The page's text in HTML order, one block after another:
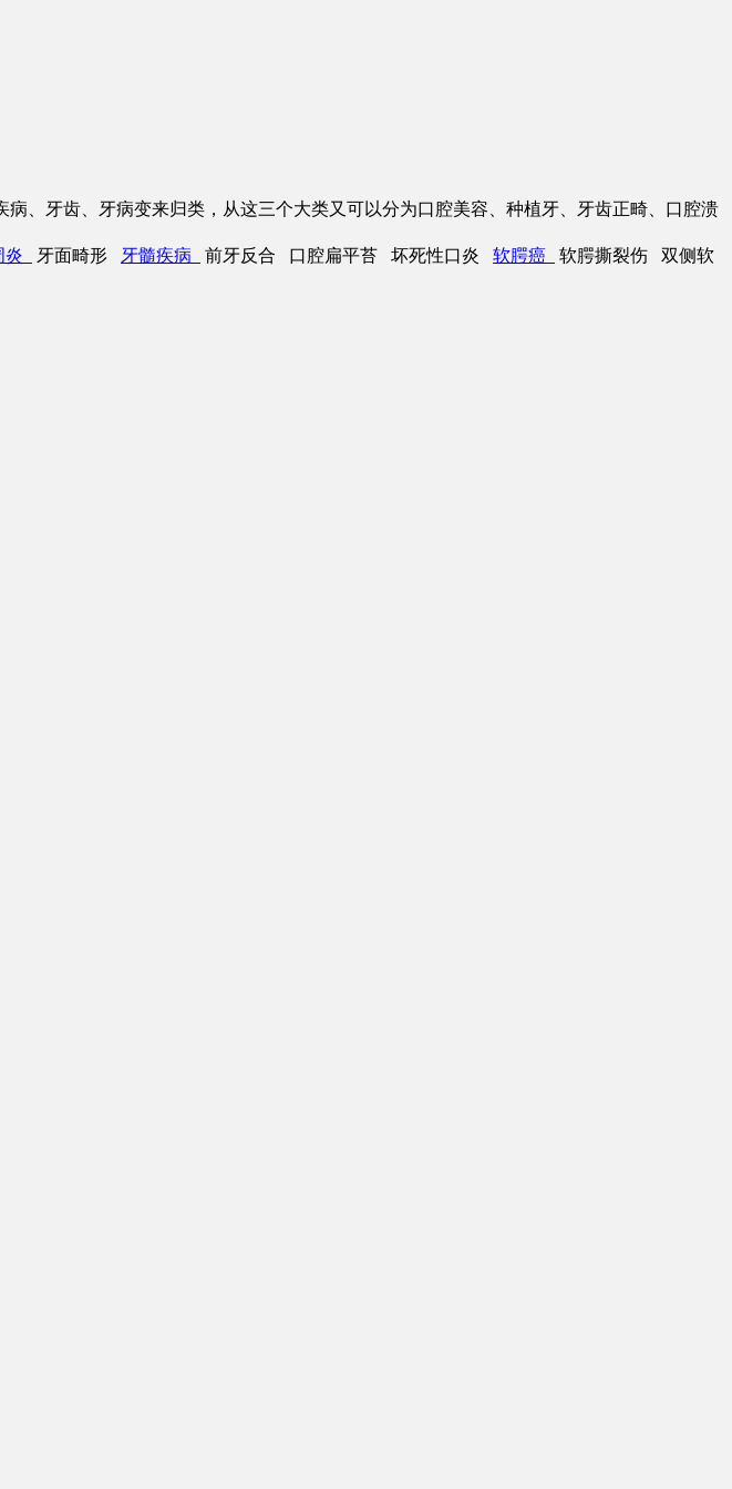
、牙齿、牙病变来归类，从这三个大类又可以分为口腔美容、种植牙、牙齿正畸、口腔溃
炎 牙面畸形 牙髓疾病 前牙反合 口腔扁平苔 坏死性口炎 软腭癌
软腭撕裂伤 双侧软